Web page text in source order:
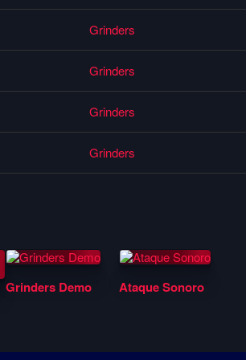
e durante anos, único álbum. Foi então
as 12 faixas do álbum que leva o
Orange como “Grinders” e “Homem
Grinders
Grinders
Grinders
Grinders
Grinders Demo Ataque Sonoro